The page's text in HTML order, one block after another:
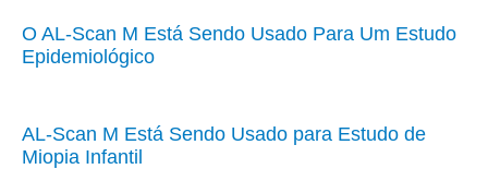
O AL-Scan M Está Sendo Usado Para Um Estudo
Epidemiológico
AL-Scan M Está Sendo Usado para Estudo de
Miopia Infantil